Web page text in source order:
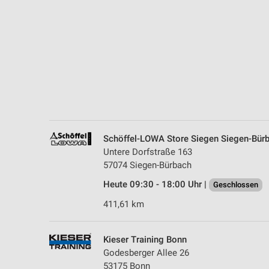
Schöffel-LOWA Store Siegen Siegen-
Untere Dorfstraße 163
57074 Siegen-Bürbach
Heute 09:30 - 18:00 Uhr |
Geschlossen
411,61 km
Kieser Training Bonn
Godesberger Allee 26
53175 Bonn
Verwendung genauer Standortdaten
Geräte anhand von aktiv angeforderten Informationen
Funktional